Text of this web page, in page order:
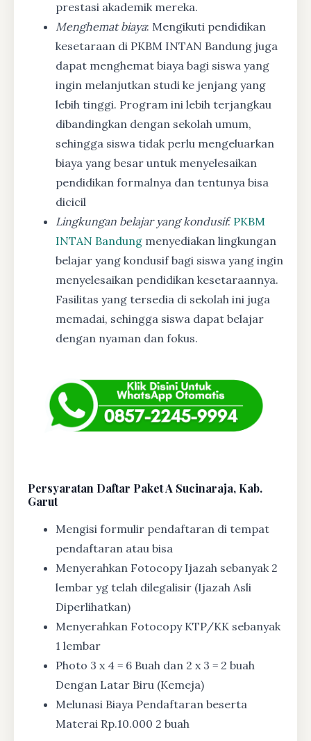
prestasi akademik mereka.
Menghemat biaya: Mengikuti pendidikan
kesetaraan di PKBM INTAN Bandung juga
dapat menghemat biaya bagi siswa yang
ingin melanjutkan studi ke jenjang yang
lebih tinggi. Program ini lebih terjangkau
dibandingkan dengan sekolah umum,
sehingga siswa tidak perlu mengeluarkan
biaya yang besar untuk menyelesaikan
pendidikan formalnya dan tentunya bisa
dicicil
Lingkungan belajar yang kondusif: PKBM
INTAN Bandung menyediakan lingkungan
belajar yang kondusif bagi siswa yang ingin
menyelesaikan pendidikan kesetaraannya.
Fasilitas yang tersedia di sekolah ini juga
memadai, sehingga siswa dapat belajar
dengan nyaman dan fokus.
Persyaratan Daftar Paket A Sucinaraja, Kab.
Garut
Mengisi formulir pendaftaran di tempat
pendaftaran atau bisa
Menyerahkan Fotocopy Ijazah sebanyak 2
lembar yg telah dilegalisir (Ijazah Asli
Diperlihatkan)
Menyerahkan Fotocopy KTP/KK sebanyak
1 lembar
Photo 3 x 4 = 6 Buah dan 2 x 3 = 2 buah
Dengan Latar Biru (Kemeja)
Melunasi Biaya Pendaftaran beserta
Materai Rp.10.000 2 buah